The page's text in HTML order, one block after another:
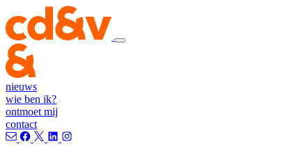
nieuws
wie ben ik?
ontmoet mij
contact